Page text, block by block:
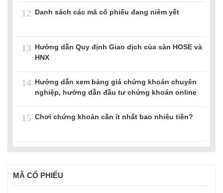
12 Danh sách các mã cổ phiếu đang niêm yết
13 Hướng dẫn Quy định Giao dịch của sàn HOSE và
HNX
14 Hướng dẫn xem bảng giá chứng khoán chuyên
nghiệp, hướng dẫn đầu tư chứng khoán online
15 Chơi chứng khoán cần ít nhất bao nhiêu tiền?
MÃ CỔ PHIẾU